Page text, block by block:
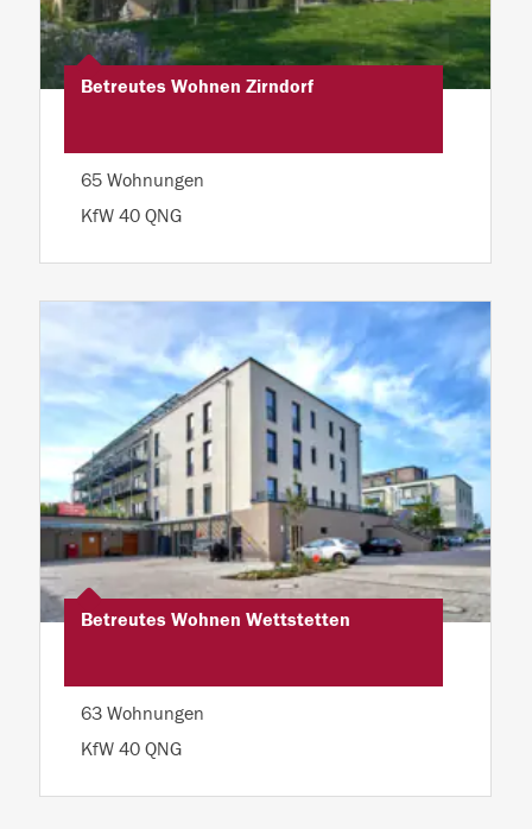
Betreutes Wohnen Zirndorf
65 Wohnungen
KfW 40 QNG
Betreutes Wohnen Wettstetten
63 Wohnungen
KfW 40 QNG